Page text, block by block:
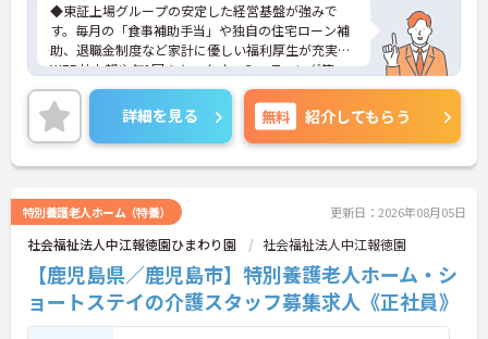
◆東証上場グループの安定した経営基盤が強みで
す。毎月の「食事補助手当」や独自の住宅ローン補
助、退職金制度など家計に優しい福利厚生が充実。
WEB社内報や年1回のキックオフミーティング等、
風通し良く温かいコミュニケーションを育む環境が
整っています。◆若手～中高年まで幅広い年代が活
躍中！短時間正社員制度などライフスタイルに合わ
せた柔軟な働き方が可能です。産休・育休の取得を
推進しており、復帰時には最大10万円支給の独自制
て世代のキャリアを強力に支援します。◆働きなが
ら成長！資格取得を最大10万円補助 多職種連携で専
門知識が磨けるチームケア実践 頑張りやスキルが給
与・役職にしっかり反映。 明確なキャリアパス制度
が整っている環境で、 目標を持って長く活躍できま
す！
詳細を見る 無料 紹介してもらう
特別養護老人ホーム（特養） 更新日：2026年08月05日
社会福祉法人中江報徳園ひまわり園 社会福祉法人中江報徳園
【鹿児島県／鹿児島市】特別養護老人ホーム・シ
ョートステイの介護スタッフ募集求人《正社員》